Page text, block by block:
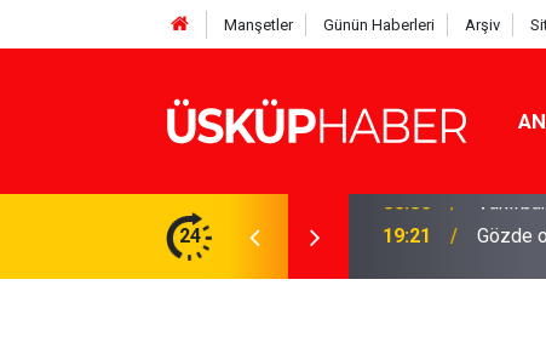
Manşetler Günün Haberleri Arşiv
24 19:21 Gözde